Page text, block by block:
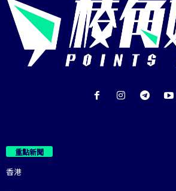
重點新聞
香港